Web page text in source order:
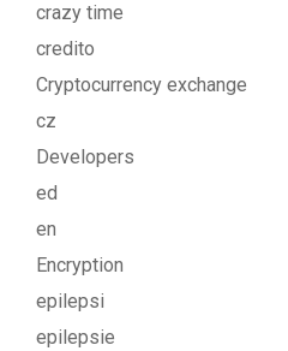
crazy time
credito
Cryptocurrency exchange
cz
Developers
ed
en
Encryption
epilepsi
epilepsie